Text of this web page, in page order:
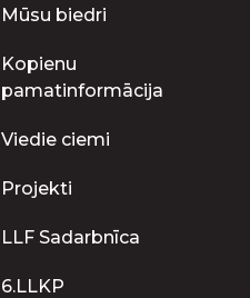
Mūsu biedri
Kopienu
pamatinformācija
Viedie ciemi
Projekti
LLF Sadarbnīca
6.LLKP